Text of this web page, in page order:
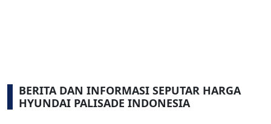
BERITA DAN INFORMASI SEPUTAR HARGA
HYUNDAI PALISADE INDONESIA